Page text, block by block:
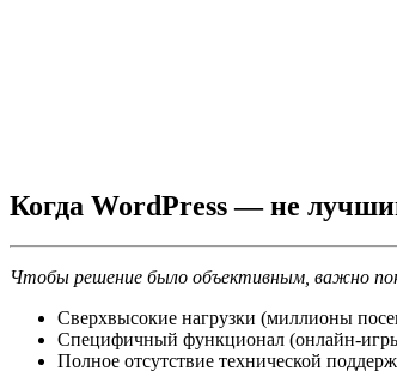
Когда WordPress — не
Чтобы решение было объективным, важно
Сверхвысокие нагрузки (миллионы
Специфичный функционал (онлайн-
Полное отсутствие технической